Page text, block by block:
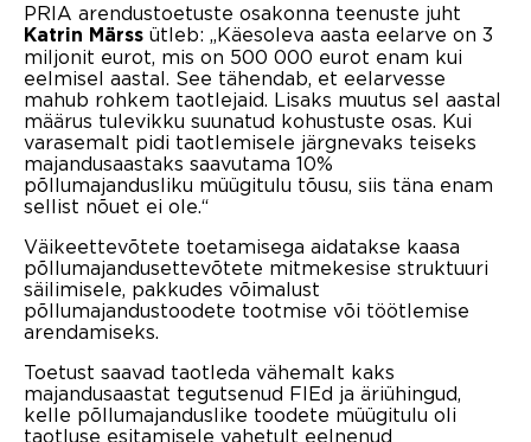
PRIA arendustoetuste osakonna teenuste juht
Katrin Märss ütleb: „Käesoleva aasta eelarve on 3
miljonit eurot, mis on 500 000 eurot enam kui
eelmisel aastal. See tähendab, et eelarvesse
mahub rohkem taotlejaid. Lisaks muutus sel aastal
määrus tulevikku suunatud kohustuste osas. Kui
varasemalt pidi taotlemisele järgnevaks teiseks
majandusaastaks saavutama 10%
põllumajandusliku müügitulu tõusu, siis täna enam
sellist nõuet ei ole.“
Väikeettevõtete toetamisega aidatakse kaasa
põllumajandusettevõtete mitmekesise struktuuri
säilimisele, pakkudes võimalust
põllumajandustoodete tootmise või töötlemise
arendamiseks.
Toetust saavad taotleda vähemalt kaks
majandusaastat tegutsenud FIEd ja äriühingud,
kelle põllumajanduslike toodete müügitulu oli
taotluse esitamisele vahetult eelnenud